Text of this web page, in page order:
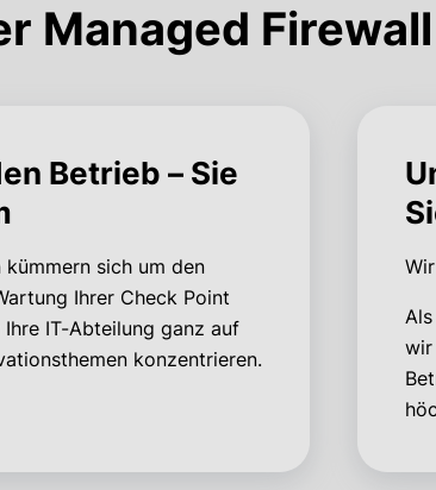
Managed
Betrieb – Sie
sich um den
Ihrer Check Point
IT-Abteilung ganz auf
konzentrieren.
wir